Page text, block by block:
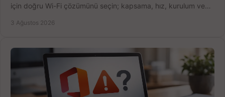
için doğru Wi-Fi çözümünü seçin; kapsama, hız, kurulum ve
3 Ağustos 2026